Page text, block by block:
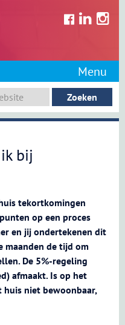
Menu
bij
tekortkomingen
op een proces
en jij ondertekenen dit
maanden de tijd om
De 5%-regeling
afmaakt. Is op het
niet bewoonbaar,